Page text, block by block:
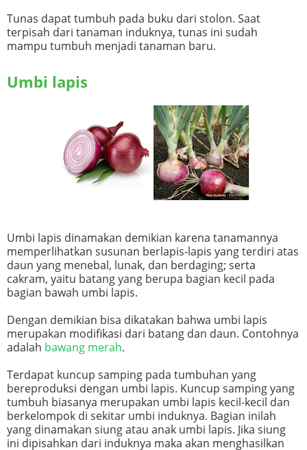
Tunas dapat tumbuh pada buku dari stolon. Saat
terpisah dari tanaman induknya, tunas ini sudah
mampu tumbuh menjadi tanaman baru.
Umbi lapis
Umbi lapis dinamakan demikian karena tanamannya
memperlihatkan susunan berlapis-lapis yang terdiri atas
daun yang menebal, lunak, dan berdaging; serta
cakram, yaitu batang yang berupa bagian kecil pada
bagian bawah umbi lapis.
Dengan demikian bisa dikatakan bahwa umbi lapis
merupakan modifikasi dari batang dan daun. Contohnya
adalah bawang merah.
Terdapat kuncup samping pada tumbuhan yang
bereproduksi dengan umbi lapis. Kuncup samping yang
tumbuh biasanya merupakan umbi lapis kecil-kecil dan
berkelompok di sekitar umbi induknya. Bagian inilah
yang dinamakan siung atau anak umbi lapis. Jika siung
ini dipisahkan dari induknya maka akan menghasilkan